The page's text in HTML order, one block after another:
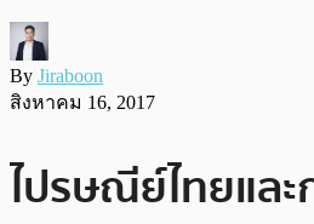
By Jiraboon
สิงหาคม 16, 2017
ไปรษณีย์ไทยและ